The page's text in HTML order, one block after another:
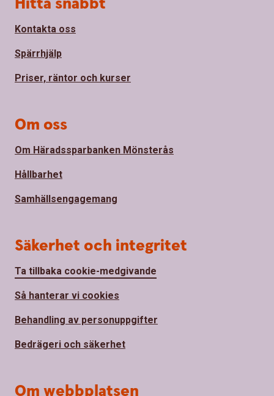
Kontakta oss
Spärrhjälp
Priser, räntor och kurser
Om oss
Om Häradssparbanken Mönsterås
Hållbarhet
Samhällsengagemang
Säkerhet och integritet
Ta tillbaka cookie-medgivande
Så hanterar vi cookies
Behandling av personuppgifter
Bedrägeri och säkerhet
Om webbplatsen